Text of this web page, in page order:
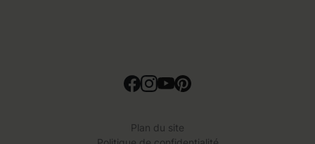
Plan du site